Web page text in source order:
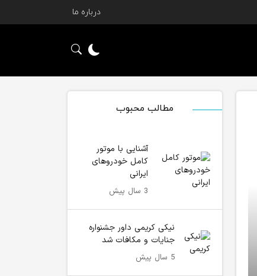
درباره ما
مطالب محبوب
آشنایی با موتور
کامل خودروهای
ایرانی
3 سال پیش
نیکی کریمی داور جشنواره
جنایات و مکافات شد
5 سال پیش